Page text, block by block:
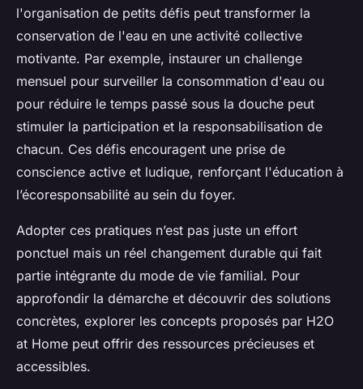
l'organisation de petits défis peut transformer la
conservation de l'eau en une activité collective
motivante. Par exemple, instaurer un challenge
mensuel pour surveiller la consommation d'eau ou
pour réduire le temps passé sous la douche peut
stimuler la participation et la responsabilisation de
chacun. Ces défis encouragent une prise de
conscience active et ludique, renforçant l'éducation à
l’écoresponsabilité au sein du foyer.
Adopter ces pratiques n’est pas juste un effort
ponctuel mais un réel changement durable qui fait
partie intégrante du mode de vie familial. Pour
approfondir la démarche et découvrir des solutions
concrètes, explorer les concepts proposés par H2O
at Home peut offrir des ressources précieuses et
accessibles.